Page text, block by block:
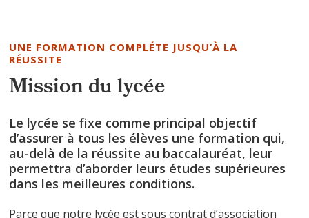
UNE FORMATION COMPLÉTE JUSQU’À LA
RÉUSSITE
Mission du lycée
Le lycée se fixe comme principal objectif
d’assurer à tous les élèves une formation qui,
au-delà de la réussite au baccalauréat, leur
permettra d’aborder leurs études supérieures
dans les meilleures conditions.
Parce que notre lycée est sous contrat d’association